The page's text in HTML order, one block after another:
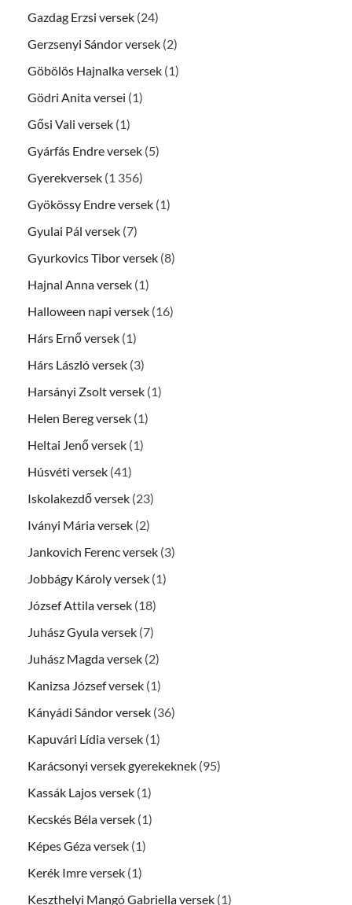
Gazdag Erzsi versek (24)
Gerzsenyi Sándor versek (2)
Göbölös Hajnalka versek (1)
Gödri Anita versei (1)
Gősi Vali versek (1)
Gyárfás Endre versek (5)
Gyerekversek (1 356)
Gyökössy Endre versek (1)
Gyulai Pál versek (7)
Gyurkovics Tibor versek (8)
Hajnal Anna versek (1)
Halloween napi versek (16)
Hárs Ernő versek (1)
Hárs László versek (3)
Harsányi Zsolt versek (1)
Helen Bereg versek (1)
Heltai Jenő versek (1)
Húsvéti versek (41)
Iskolakezdő versek (23)
Iványi Mária versek (2)
Jankovich Ferenc versek (3)
Jobbágy Károly versek (1)
József Attila versek (18)
Juhász Gyula versek (7)
Juhász Magda versek (2)
Kanizsa József versek (1)
Kányádi Sándor versek (36)
Kapuvári Lídia versek (1)
Karácsonyi versek gyerekeknek (95)
Kassák Lajos versek (1)
Kecskés Béla versek (1)
Képes Géza versek (1)
Kerék Imre versek (1)
Keszthelyi Mangó Gabriella versek (1)